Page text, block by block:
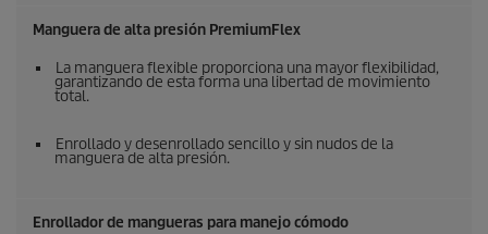
Manguera de alta presión PremiumFlex
La manguera flexible proporciona una mayor flexibilidad,
garantizando de esta forma una libertad de movimiento
total.
Enrollado y desenrollado sencillo y sin nudos de la
manguera de alta presión.
Enrollador de mangueras para manejo cómodo